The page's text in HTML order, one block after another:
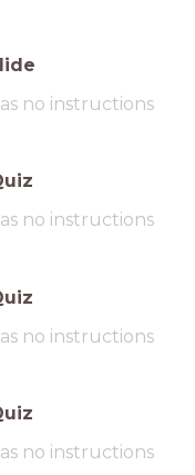
no instructions
no instructions
no instructions
no instructions